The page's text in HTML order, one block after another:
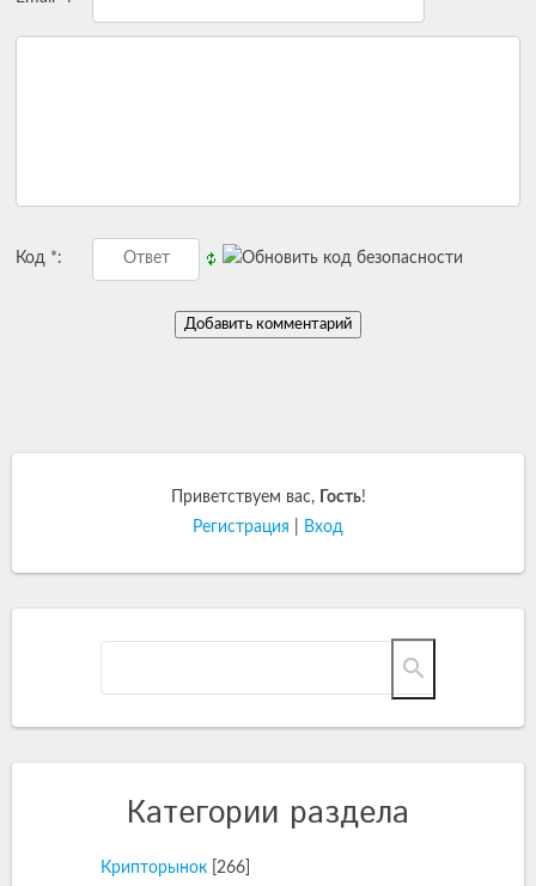
Код *:
Приветствуем вас, Гость!
Регистрация
Вход
Категории раздела
Крипторынок
[266]